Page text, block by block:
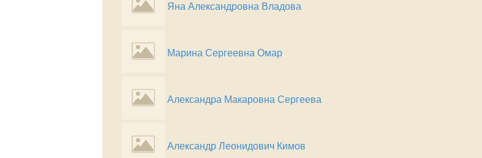
Яна Александровна Владова
Марина Сергеевна Омар
Александра Макаровна Сергеева
Александр Леонидович Кимов